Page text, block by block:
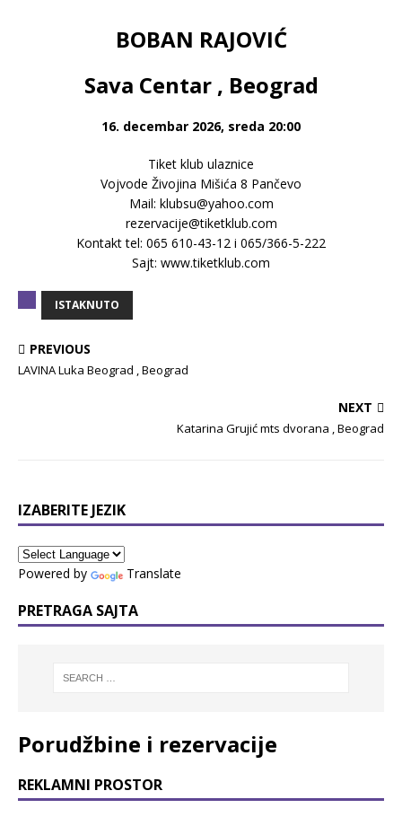
BOBAN RAJOVIĆ
Sava Centar , Beograd
16. decembar 2026, sreda 20:00
Tiket klub ulaznice
Vojvode Živojina Mišića 8 Pančevo
Mail: klubsu@yahoo.com
rezervacije@tiketklub.com
Kontakt tel: 065 610-43-12 i 065/366-5-222
Sajt: www.tiketklub.com
ISTAKNUTO
PREVIOUS
LAVINA Luka Beograd , Beograd
NEXT
Katarina Grujić mts dvorana , Beograd
IZABERITE JEZIK
Powered by Translate
PRETRAGA SAJTA
Porudžbine i rezervacije
REKLAMNI PROSTOR